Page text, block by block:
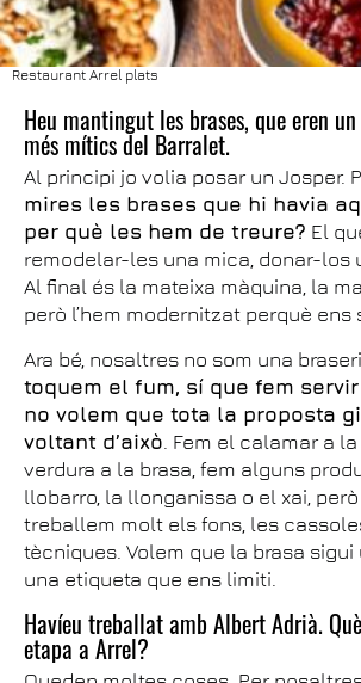
Restaurant Arrel plats
Heu mantingut les brases, que eren
més mítics del Barralet.
Al principi jo volia posar un Josper.
mires les brases que hi havia
per què les hem de treure? El
remodelar-les una mica, donar-los
Al final és la mateixa màquina, la
però l’hem modernitzat perquè ens
Ara bé, nosaltres no som una
toquem el fum, sí que fem
no volem que tota la proposta
voltant d’això. Fem el calamar a
verdura a la brasa, fem alguns
llobarro, la llonganissa o el xai,
treballem molt els fons, les
tècniques. Volem que la brasa sigui
una etiqueta que ens limiti.
Havíeu treballat amb Albert Adrià.
etapa a Arrel?